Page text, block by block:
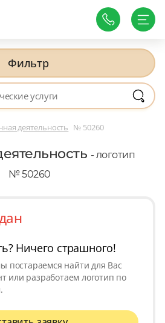
Фильтр
деятельность № 50260
- логотип
№ 50260
Ничего страшного!
постараемся найти для Вас
или разработаем логотип по